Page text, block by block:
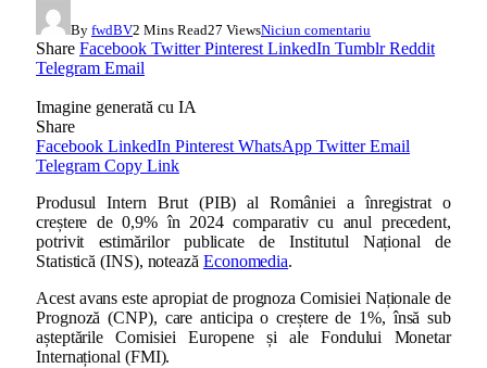
By fwdBV2 Mins Read27 ViewsNiciun comentariu
Share Facebook Twitter Pinterest LinkedIn Tumblr Reddit
Telegram Email
Imagine generată cu IA
Share
Facebook LinkedIn Pinterest WhatsApp Twitter Email
Telegram Copy Link
Produsul Intern Brut (PIB) al României a înregistrat o
creștere de 0,9% în 2024 comparativ cu anul precedent,
potrivit estimărilor publicate de Institutul Național de
Statistică (INS), notează Economedia.
Acest avans este apropiat de prognoza Comisiei Naționale de
Prognoză (CNP), care anticipa o creștere de 1%, însă sub
așteptările Comisiei Europene și ale Fondului Monetar
Internațional (FMI).